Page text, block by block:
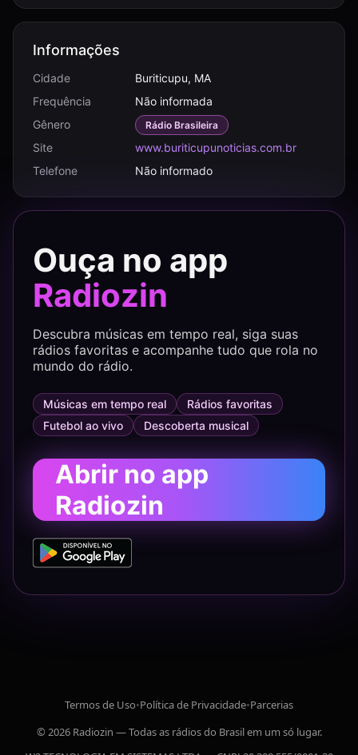
Informações
Cidade
Buriticupu, MA
Frequência
Não informada
Gênero
Rádio Brasileira
Site
www.buriticupunoticias.com.br
Telefone
Não informado
Ouça no app
Radiozin
Descubra músicas em tempo real, siga suas
rádios favoritas e acompanhe tudo que rola no
mundo do rádio.
Músicas em tempo real
Rádios favoritas
Futebol ao vivo
Descoberta musical
Abrir no app
Radiozin
Termos de Uso•Política de Privacidade•Parcerias
© 2026 Radiozin — Todas as rádios do Brasil em um só lugar.